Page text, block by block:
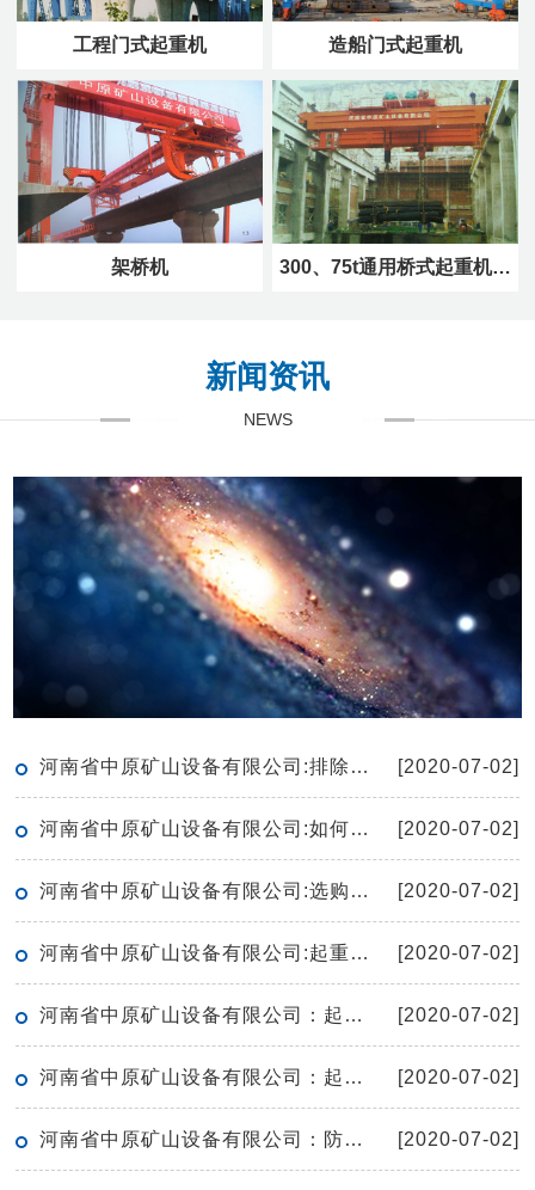
工程门式起重机 造船门式起重机
架桥机 300、75t通用桥式起重机…
新闻资讯
NEWS
[2020-07-02]
河南省中原矿山设备有限公司:排除重型机械设备故障的方法
[2020-07-02]
河南省中原矿山设备有限公司:如何有效的保养起重机
[2020-07-02]
河南省中原矿山设备有限公司:选购单梁起重机有哪些窍门呢
[2020-07-02]
河南省中原矿山设备有限公司:起重机的空负荷试运转应符合哪些要求
[2020-07-02]
河南省中原矿山设备有限公司：起重机保护接地线安全技术要求
[2020-07-02]
河南省中原矿山设备有限公司：起重机滑轮检修要点
[2020-07-02]
河南省中原矿山设备有限公司：防爆电动葫芦工作期间无法上升如何解决